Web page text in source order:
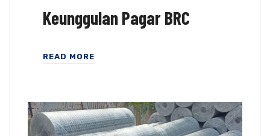
Keunggulan Pagar BRC
READ MORE